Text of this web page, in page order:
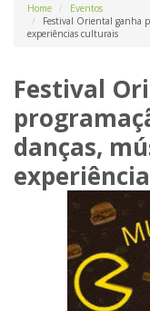
Home
Eventos
Festival Oriental ganha
experiências culturais
Festival
danças,